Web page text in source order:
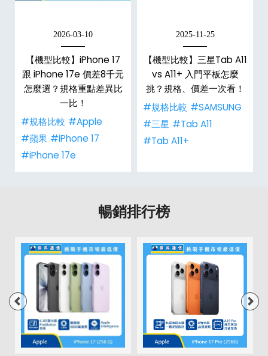
2026-03-10
【機型比較】iPhone 17
跟 iPhone 17e 價差8千元
怎麼選？規格重點差異比
一比！
#規格比較 #Apple
#蘋果 #iPhone 17
#iPhone 17e
2025-11-25
【機型比較】三星Tab A11
vs A11+ 入門平板怎麼
挑？規格、價差一次看！
#規格比較 #SAMSUNG
#三星 #Tab A11
#Tab A11+
暢銷排行榜